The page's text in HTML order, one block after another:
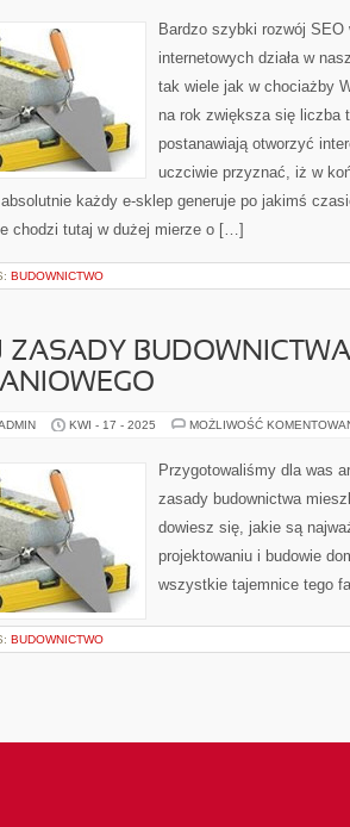
Bardzo szybki rozwój
internetowych działa w
tak wiele jak w chociażby
na rok zwiększa się liczba
postanawiają otworzyć
uczciwie przyznać, iż w
każdy e-sklep generuje po jakimś
chodzi tutaj w dużej mierze o […]
BUDOWNICTWO
ZASADY BUDOWNICTWA
KWI - 17 - 2025 MOŻLIWOŚĆ
Przygotowaliśmy dla was
zasady budownictwa
dowiesz się, jakie są
projektowaniu i budowie
wszystkie tajemnice tego
BUDOWNICTWO